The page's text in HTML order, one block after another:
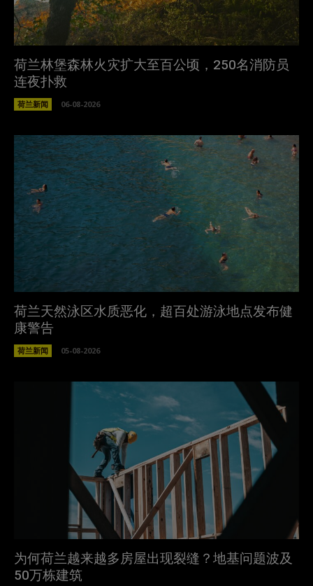
荷兰林堡森林火灾扩大至百公顷，250名消防员
连夜扑救
荷兰新闻 06-08-2026
荷兰天然泳区水质恶化，超百处游泳地点发布健
康警告
荷兰新闻 05-08-2026
为何荷兰越来越多房屋出现裂缝？地基问题波及
50万栋建筑